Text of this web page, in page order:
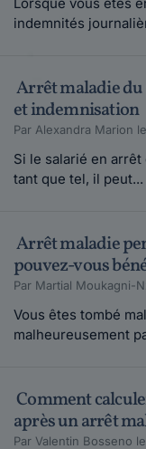
indemnités
Arrêt maladie du
et indemnisation
Par Alexandra Marion
Si le salarié en
tant que tel, il peut...
Arrêt maladie
pouvez-vous
Par Martial Moukagni-
Vous êtes tombé
malheureusement
Comment
après un arrêt
Par Valentin Bosseno